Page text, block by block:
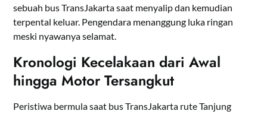
sebuah bus TransJakarta saat menyalip dan kemudian
terpental keluar. Pengendara menanggung luka ringan
meski nyawanya selamat.
Kronologi Kecelakaan dari Awal
hingga Motor Tersangkut
Peristiwa bermula saat bus TransJakarta rute Tanjung